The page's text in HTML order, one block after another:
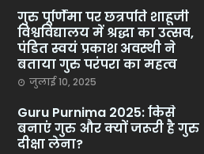
गुरु पूर्णिमा पर छत्रपति शाहूजी
विश्वविद्यालय में श्रद्धा का उत्सव,
पंडित स्वयं प्रकाश अवस्थी ने
बताया गुरु परंपरा का महत्व
जुलाई 10, 2025
Guru Purnima 2025: किसे
बनाएं गुरु और क्यों जरूरी है गुरु
दीक्षा लेना?